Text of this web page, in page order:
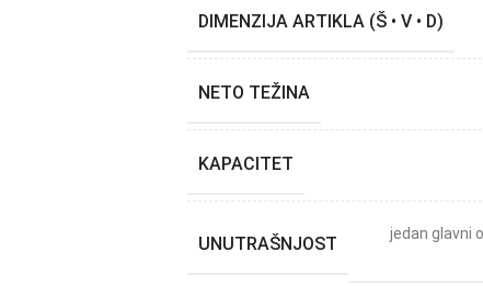
DIMENZIJA ARTIKLA (Š • V • D)
NETO TEŽINA
KAPACITET
UNUTRAŠNJOST
jedan glavni